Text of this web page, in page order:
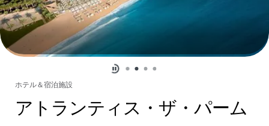
ホテル＆宿泊施設
アトランティス・ザ・パーム